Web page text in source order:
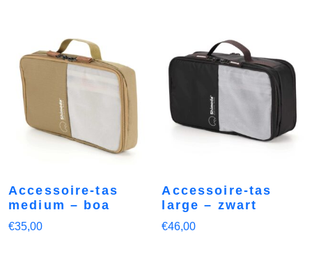
Accessoire-tas
medium – boa
€35,00
Accessoire-tas
large – zwart
€46,00